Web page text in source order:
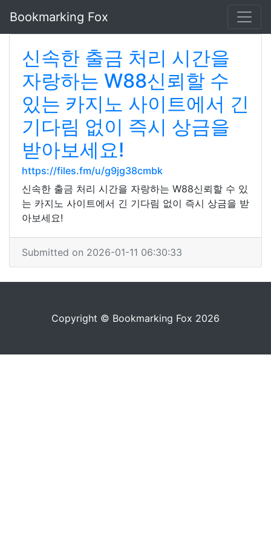
Bookmarking Fox
신속한 출금 처리 시간을
자랑하는 W88신뢰할 수
있는 카지노 사이트에서 긴
기다림 없이 즉시 상금을
받아보세요!
https://files.fm/u/g9jg38cmbk
신속한 출금 처리 시간을 자랑하는 W88신뢰할 수 있
는 카지노 사이트에서 긴 기다림 없이 즉시 상금을 받
아보세요!
Submitted on 2026-01-11 06:30:33
Copyright © Bookmarking Fox 2026